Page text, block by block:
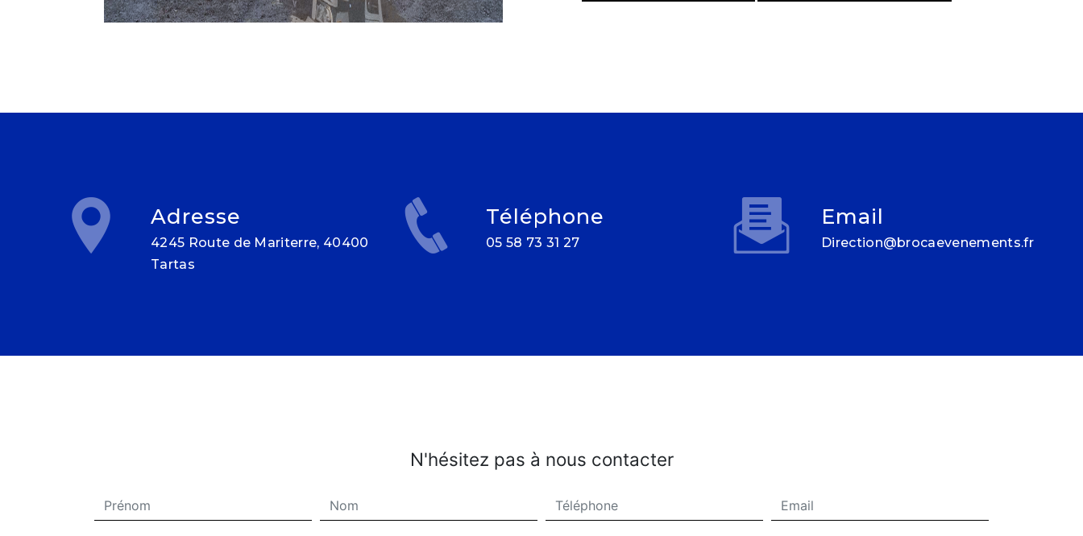
Adresse
4245 Route de Mariterre, 40400
Tartas
Téléphone
05 58 73 31 27
Email
direction@brocaevenements.fr
N'hésitez pas à nous contacter